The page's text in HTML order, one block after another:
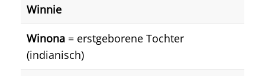
Winnie
Winona = erstgeborene Tochter
(indianisch)